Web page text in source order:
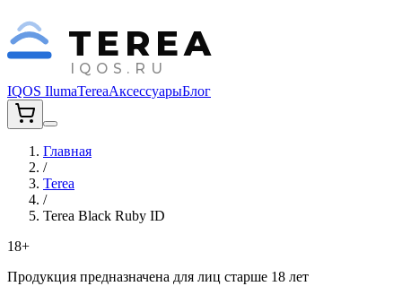
TEREA
IQOS.RU
IQOS IlumaTereaАксессуарыБлог
Главная
/
Terea
/
Terea Black Ruby ID
18+
Продукция предназначена для лиц старше 18 лет